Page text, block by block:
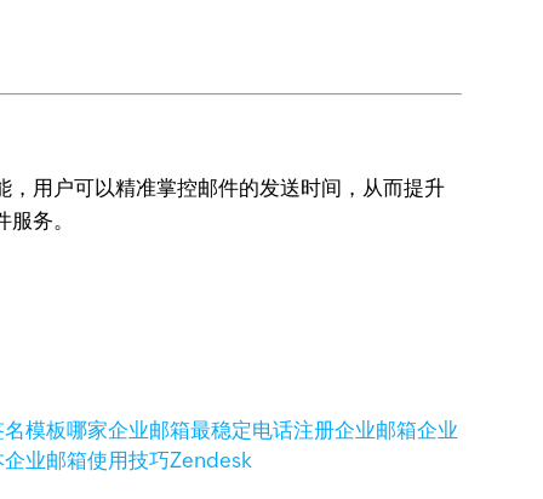
用户可以精准掌控邮件的发送时间，从而提升
务。
模板哪家企业邮箱最稳定电话注册企业邮箱企业
企业邮箱使用技巧Zendesk